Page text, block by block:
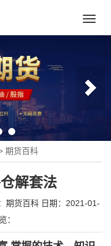
期货百科
解套法
期货百科 日期：2021-01-
：